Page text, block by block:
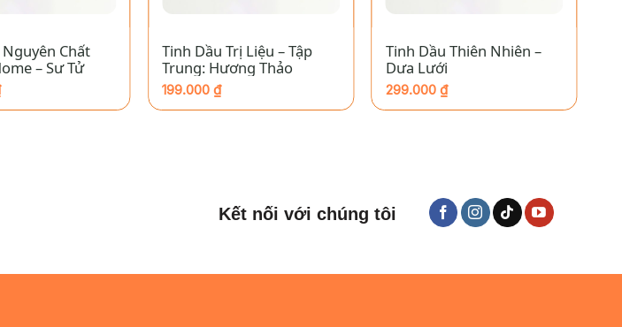
Chất
– Sư Tử
Tinh Dầu Trị Liệu – Tập
Trung: Hương Thảo
199.000₫
Tinh Dầu Thiên Nhiên –
Dưa Lưới
299.000 ₫
Kết nối với chúng tôi